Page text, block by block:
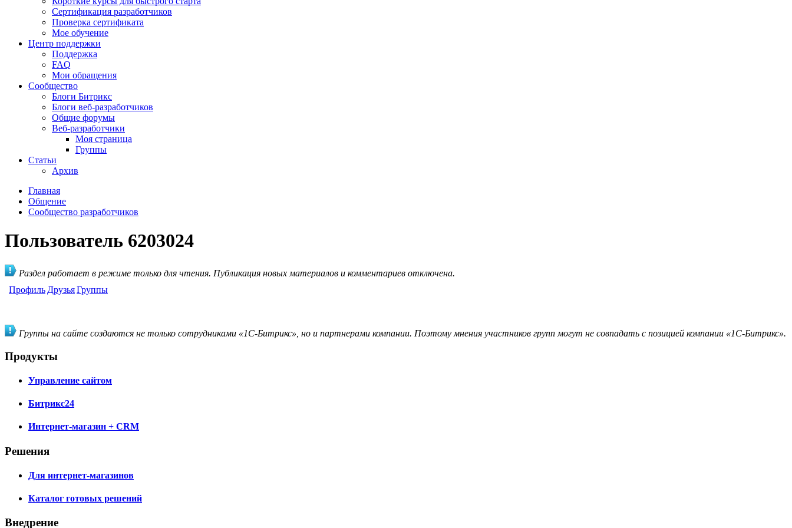
Сертификация разработчиков
Проверка сертификата
Мое обучение
Центр поддержки
Поддержка
FAQ
Мои обращения
Сообщество
Блоги Битрикс
Блоги веб-разработчиков
Общие форумы
Веб-разработчики
Моя страница
Группы
Статьи
Архив
Главная
Общение
Сообщество разработчиков
Пользователь 6203024
Раздел работает в режиме только для чтения. Публикация новых материалов и комментариев отключена.
Профиль ДрузьяГруппы
Группы на сайте создаются не только сотрудниками «1С-Битрикс», но и партнерами компании. Поэтому мнения участников групп могут не совпадать с позицией компании «1С-Битрикс».
Продукты
Управление сайтом
Битрикс24
Интернет-магазин + CRM
Решения
Для интернет-магазинов
Каталог готовых решений
Внедрение